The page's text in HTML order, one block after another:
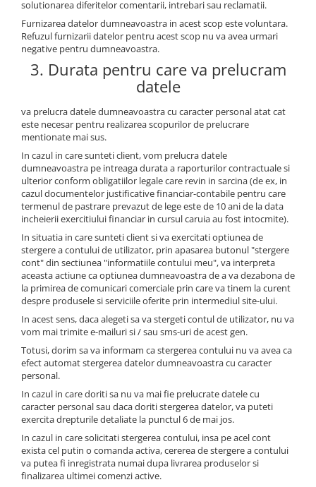
solutionarea diferitelor comentarii, intrebari sau reclamatii.
Furnizarea datelor dumneavoastra in acest scop este voluntara.
Refuzul furnizarii datelor pentru acest scop nu va avea urmari
negative pentru dumneavoastra.
3. Durata pentru care va prelucram
datele
va prelucra datele dumneavoastra cu caracter personal atat cat
este necesar pentru realizarea scopurilor de prelucrare
mentionate mai sus.
In cazul in care sunteti client, vom prelucra datele
dumneavoastra pe intreaga durata a raporturilor contractuale si
ulterior conform obligatiilor legale care revin in sarcina (de ex, in
cazul documentelor justificative financiar-contabile pentru care
termenul de pastrare prevazut de lege este de 10 ani de la data
incheierii exercitiului financiar in cursul caruia au fost intocmite).
In situatia in care sunteti client si va exercitati optiunea de
stergere a contului de utilizator, prin apasarea butonul "stergere
cont" din sectiunea "informatiile contului meu", va interpreta
aceasta actiune ca optiunea dumneavoastra de a va dezabona de
la primirea de comunicari comerciale prin care va tinem la curent
despre produsele si serviciile oferite prin intermediul site-ului.
In acest sens, daca alegeti sa va stergeti contul de utilizator, nu va
vom mai trimite e-mailuri si / sau sms-uri de acest gen.
Totusi, dorim sa va informam ca stergerea contului nu va avea ca
efect automat stergerea datelor dumneavoastra cu caracter
personal.
In cazul in care doriti sa nu va mai fie prelucrate datele cu
caracter personal sau daca doriti stergerea datelor, va puteti
exercita drepturile detaliate la punctul 6 de mai jos.
In cazul in care solicitati stergerea contului, insa pe acel cont
exista cel putin o comanda activa, cererea de stergere a contului
va putea fi inregistrata numai dupa livrarea produselor si
finalizarea ultimei comenzi active.